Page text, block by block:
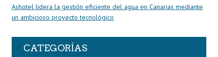
Ashotel lidera la gestión eficiente del agua en Canarias mediante
un ambicioso proyecto tecnológico
CATEGORÍAS